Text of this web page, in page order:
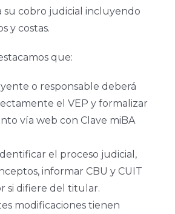
su cobro judicial incluyendo
y costas.
que:
o responsable deberá
el VEP y formalizar
vía web con Clave miBA
el proceso judicial,
informar CBU y CUIT
si difiere del titular.
modificaciones tienen